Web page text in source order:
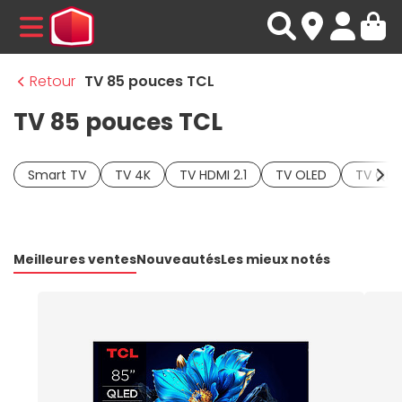
MENU
Retour TV 85 pouces TCL
TV 85 pouces TCL
Smart TV TV 4K TV HDMI 2.1 TV OLED TV
Meilleures ventesNouveautésLes mieux notés